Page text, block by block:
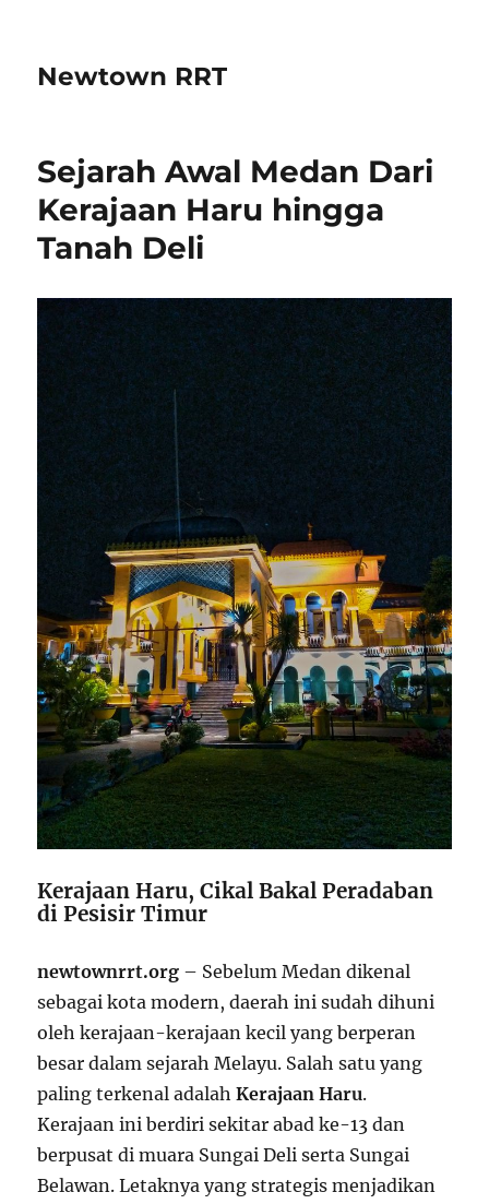
Newtown RRT
Sejarah Awal Medan Dari
Kerajaan Haru hingga
Tanah Deli
Kerajaan Haru, Cikal Bakal Peradaban
di Pesisir Timur
newtownrrt.org – Sebelum Medan dikenal
sebagai kota modern, daerah ini sudah dihuni
oleh kerajaan-kerajaan kecil yang berperan
besar dalam sejarah Melayu. Salah satu yang
paling terkenal adalahKerajaan Haru.
Kerajaan ini berdiri sekitar abad ke-13 dan
berpusat di muara Sungai Deli serta Sungai
Belawan. Letaknya yang strategis menjadikan